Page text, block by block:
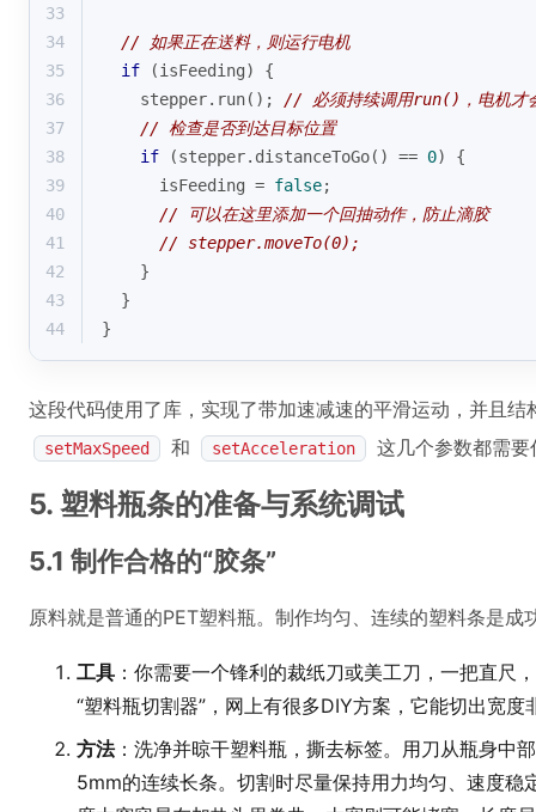
33
34
// 如果正在送料，则运行电机
35
if (isFeeding) {
36
    stepper.
run(); // 必须持续调用run()，电机才
37
// 检查是否到达目标位置
38
if (stepper. distanceToGo() == 0) {
39
      isFeeding =
false;
40
// 可以在这里添加一个回抽动作，防止滴胶
41
// stepper.moveTo(0);
42
    }
43
  }
44
}
这段代码使用了库，实现了带加速减速的平滑运动，并且结
setMaxSpeed 和 setAcceleration 这几个参数都需
5. 塑料瓶条的准备与系统调试
5.1 制作合格的“胶条”
原料就是普通的PET塑料瓶。制作均匀、连续的塑料条是成
工具 ：你需要一个锋利的裁纸刀或美工刀，一把直尺
“塑料瓶切割器”，网上有很多DIY方案，它能切出宽度
方法：洗净并晾干塑料瓶，撕去标签。用刀从瓶身中
5mm的连续长条。切割时尽量保持用力均匀、速度稳